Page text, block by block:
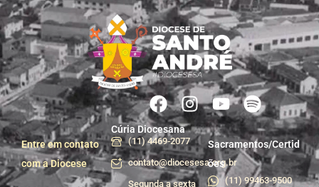
Entre em contato
com a Diocese
Cúria Diocesana
(11) 4469-2077
contato@diocesesa.org.br
Segunda a sexta
Sacramentos/Certid
ões
(11) 99463-9500